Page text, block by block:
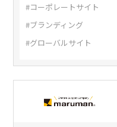
#コーポレートサイト
#ブランディング
#グローバルサイト